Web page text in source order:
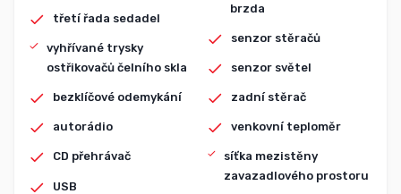
třetí řada sedadel
vyhřívané trysky
ostřikovačů čelního skla
bezklíčové odemykání
autorádio
CD přehrávač
USB
brzda
senzor stěračů
senzor světel
zadní stěrač
venkovní teploměr
síťka mezistěny
zavazadlového prostoru